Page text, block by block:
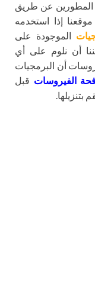
عن طريق
إذا استخدمه
الموجودة على
أن نلوم على أي
أن البرمجيات
الفيروسات قبل
بتنزيلها.